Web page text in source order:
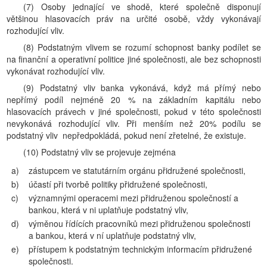
(7) Osoby jednající ve shodě, které společně disponují
většinou hlasovacích práv na určité osobě, vždy vykonávají
rozhodující vliv.
(8) Podstatným vlivem se rozumí schopnost banky podílet se
na finanční a operativní politice jiné společnosti, ale bez schopnosti
vykonávat rozhodující vliv.
(9) Podstatný vliv banka vykonává, když má přímý nebo
nepřímý podíl nejméně 20 % na základním kapitálu nebo
hlasovacích právech v jiné společnosti, pokud v této společnosti
nevykonává rozhodující vliv. Při menším než 20% podílu se
podstatný vliv nepředpokládá, pokud není zřetelné, že existuje.
(10) Podstatný vliv se projevuje zejména
a)
zástupcem ve statutárním orgánu přidružené společnosti,
b)
účastí při tvorbě politiky přidružené společnosti,
c)
významnými operacemi mezi přidruženou společností a
bankou, která v ni uplatňuje podstatný vliv,
d)
výměnou řídících pracovníků mezi přidruženou společnosti
a bankou, která v ní uplatňuje podstatný vliv,
e)
přístupem k podstatným technickým informacím přidružené
společnosti.